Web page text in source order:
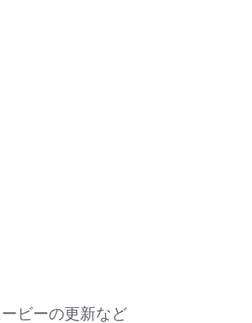
ビーの更新など